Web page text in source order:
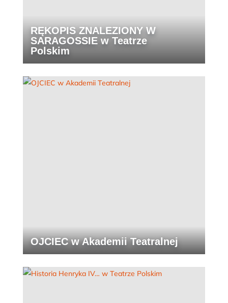
RĘKOPIS ZNALEZIONY W
SARAGOSSIE w Teatrze
Polskim
OJCIEC w Akademii Teatralnej